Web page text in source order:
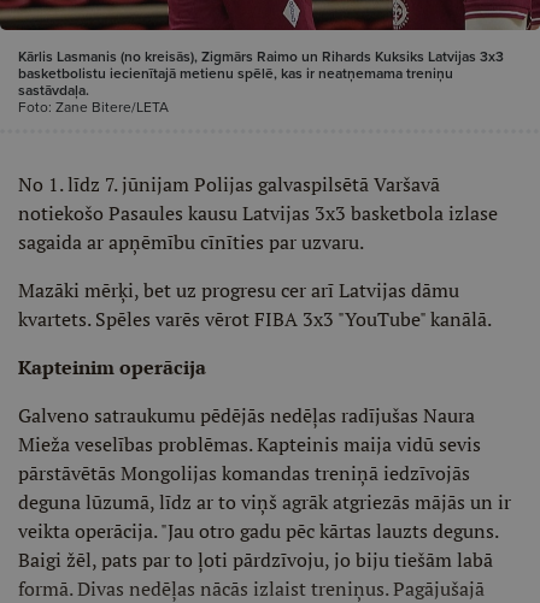
Kārlis Lasmanis (no kreisās), Zigmārs Raimo un Rihards Kuksiks Latvijas 3x3
basketbolistu iecienītajā metienu spēlē, kas ir neatņemama treniņu
sastāvdaļa.
Foto: Zane Bitere/LETA
No 1. līdz 7. jūnijam Polijas galvaspilsētā Varšavā
notiekošo Pasaules kausu Latvijas 3x3 basketbola izlase
sagaida ar apņēmību cīnīties par uzvaru.
Mazāki mērķi, bet uz progresu cer arī Latvijas dāmu
kvartets. Spēles varēs vērot FIBA 3x3 "YouTube" kanālā.
Kapteinim operācija
Galveno satraukumu pēdējās nedēļas radījušas Naura
Mieža veselības problēmas. Kapteinis maija vidū sevis
pārstāvētās Mongolijas komandas treniņā iedzīvojās
deguna lūzumā, līdz ar to viņš agrāk atgriezās mājās un ir
veikta operācija. "Jau otro gadu pēc kārtas lauzts deguns.
Baigi žēl, pats par to ļoti pārdzīvoju, jo biju tiešām labā
formā. Divas nedēļas nācās izlaist treniņus. Pagājušajā